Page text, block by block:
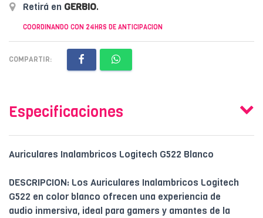
Retirá en GERBIO.
COORDINANDO CON 24HRS DE ANTICIPACION
COMPARTIR:
Especificaciones
Auriculares Inalambricos Logitech G522 Blanco
DESCRIPCION: Los Auriculares Inalambricos Logitech
G522 en color blanco ofrecen una experiencia de
audio inmersiva, ideal para gamers y amantes de la